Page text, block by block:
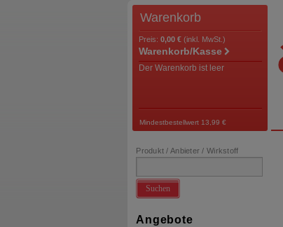
Warenkorb
Preis: 0,00 € (inkl. MwSt.)
Warenkorb/Kasse
Der Warenkorb ist leer
Mindestbestellwert 13,99 €
Produkt / Anbieter / Wirkstoff
Suchen
Angebote